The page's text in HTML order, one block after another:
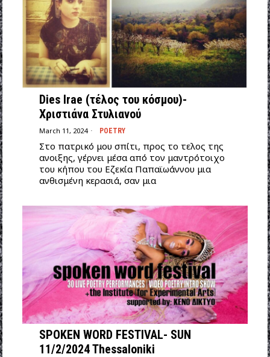
Dies Irae (τέλος του κόσμου)-
Χριστιάνα Στυλιανού
March 11, 2024 POETRY
Στο πατρικό μου σπίτι, προς το τελος της
ανοιξης, γέρνει μέσα από τον μαντρότοιχο
του κήπου του Εζεκία Παπαϊωάννου μια
ανθισμένη κερασιά, σαν μια
SPOKEN WORD FESTIVAL- SUN
11/2/2024 Thessaloniki